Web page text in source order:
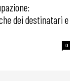
dei destinatari e
0